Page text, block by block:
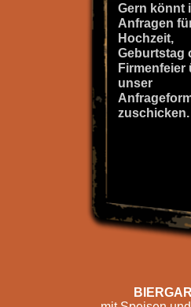
Gern könnt
Anfragen
Hochzeit,
Geburtstag
Firmenfeier
unser
zuschicken.